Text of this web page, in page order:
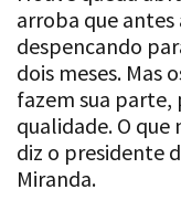
arroba que antes
despencando
dois meses. Mas
fazem sua parte,
qualidade. O que
diz o presidente
Miranda.